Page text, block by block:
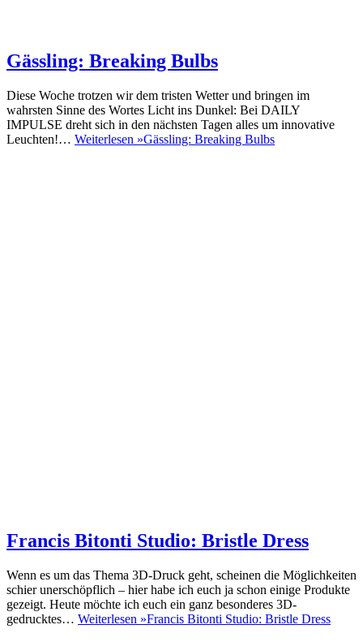
Gässling: Breaking Bulbs
Diese Woche trotzen wir dem tristen Wetter und bringen im
wahrsten Sinne des Wortes Licht ins Dunkel: Bei DAILY
IMPULSE dreht sich in den nächsten Tagen alles um innovative
Leuchten!… Weiterlesen »Gässling: Breaking Bulbs
Francis Bitonti Studio: Bristle Dress
Wenn es um das Thema 3D-Druck geht, scheinen die Möglichkeiten
schier unerschöpflich – hier habe ich euch ja schon einige Produkte
gezeigt. Heute möchte ich euch ein ganz besonderes 3D-
gedrucktes… Weiterlesen »Francis Bitonti Studio: Bristle Dress